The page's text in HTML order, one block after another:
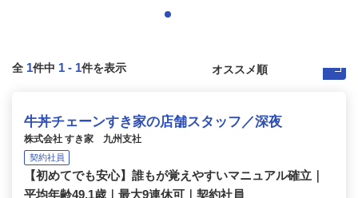
全 1件中 1 - 1件を表示
牛丼チェーンすき家の店舗スタッフ／深夜
株式会社 すき家 九州支社
契約社員
【初めてでも安心】誰もが覚えやすいマニュアル確立｜
平均年齢49.1歳｜最大9連休可｜契約社員